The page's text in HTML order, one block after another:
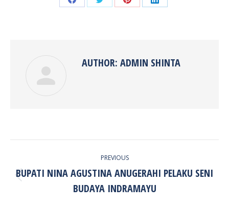
Share Share Share Share
AUTHOR: ADMIN SHINTA
PREVIOUS
Previous
post:
BUPATI NINA AGUSTINA ANUGERAHI PELAKU SENI
BUDAYA INDRAMAYU